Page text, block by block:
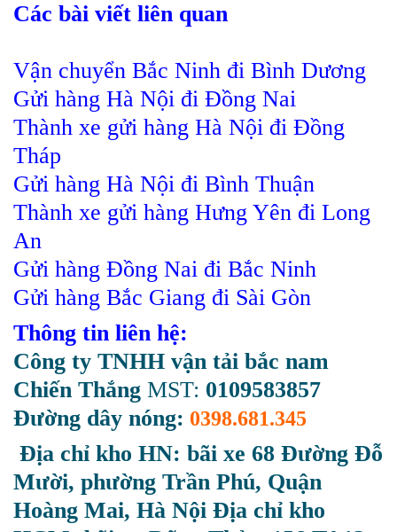
Các bài viết liên quan
Vận chuyển Bắc Ninh đi Bình Dương
Gửi hàng Hà Nội đi Đồng Nai
Thành xe gửi hàng Hà Nội đi Đồng
Tháp
Gửi hàng Hà Nội đi Bình Thuận
Thành xe gửi hàng Hưng Yên đi Long
An
Gửi hàng Đồng Nai đi Bắc Ninh
Gửi hàng Bắc Giang đi Sài Gòn
Thông tin liên hệ:
Công ty TNHH vận tải bắc nam
Chiến Thắng MST: 0109583857
Đường dây nóng: 0398.681.345
Địa chỉ kho HN: bãi xe 68 Đường Đỗ
Mười, phường Trần Phú, Quận
Hoàng Mai, Hà Nội Địa chỉ kho